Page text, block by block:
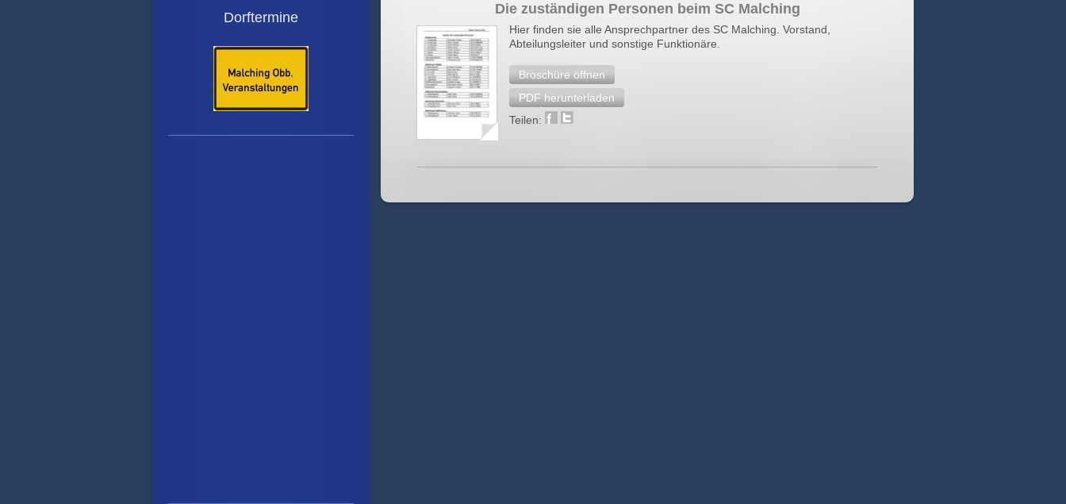
Die zuständigen Personen beim SC Malching
Hier finden sie alle Ansprechpartner des SC Malching. Vorstand,
Abteilungsleiter und sonstige Funktionäre.
Broschüre öffnen
PDF herunterladen
Teilen:
Dorftermine